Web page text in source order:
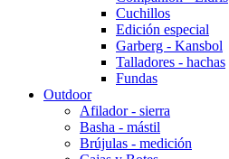
Cuchillos
Edición especial
Garberg - Kansbol
Talladores - hachas
Fundas
Outdoor
Afilador - sierra
Basha - mástil
Brújulas - medición